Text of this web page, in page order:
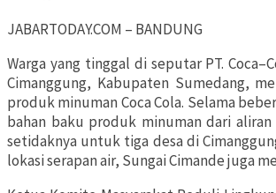
JABARTODAY.COM – BANDUNG
Warga yang tinggal di seputar PT.
Cimanggung, Kabupaten Sumedang,
produk minuman Coca Cola. Selama
bahan baku produk minuman dari
setidaknya untuk tiga desa di
lokasi serapan air, Sungai Cimande juga